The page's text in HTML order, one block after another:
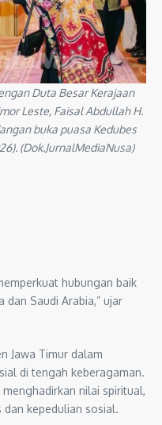
Duta Besar Kerajaan
Leste, Faisal Abdullah H.
buka puasa Kedubes
(Dok.JurnalMediaNusa)
hubungan baik
Saudi Arabia,” ujar
Jawa Timur dalam
di tengah keberagaman.
nilai spiritual,
kepedulian sosial.